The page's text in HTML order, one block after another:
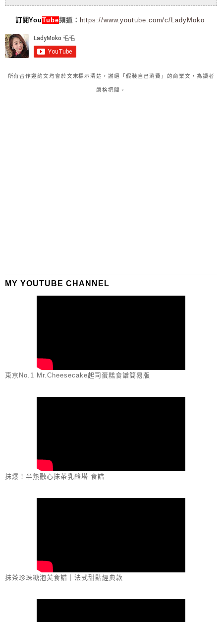
訂閱YouTube頻道： https://www.youtube.com/c/LadyMoko
所有合作邀約文均會於文末標示清楚，謝絕「假裝自己消費」的商業文，為讀者
嚴格把關。
MY YOUTUBE CHANNEL
東京No.1 Mr.Cheesecake起司蛋糕食譜簡易版
抹爆！半熟融心抹茶乳酪塔 食譜
抹茶珍珠糖泡芙食譜｜法式甜點經典款